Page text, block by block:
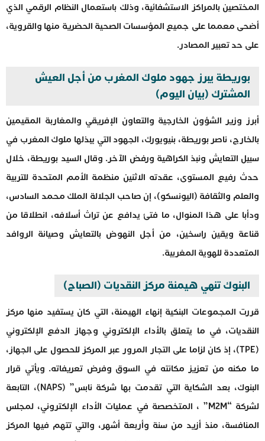
المختصين بالمراكز الاستشفائية، وذلك باستعمال النظام الرقمي الذي
أضحى معمما على جميع المؤسسات الصحية الحضرية منها والقروية،
على حد تعبير المصادر.
بوريطة يبرز جهود ملوك المغرب من أجل العيش
المشترك (بيان اليوم)
أبرز وزير الشؤون الخارجية والتعاون الإفريقي والمغاربة المقيمين
بالخارج، ناصر بوريطة، بنيويورك، الجهود التي يبذلها ملوك المغرب في
سبيل التعايش ونبذ الكراهية ورفض الآخر. وقال السيد بوريطة، خلال
حدث رفيع المستوى، عقدته الاثنين منظمة الأمم المتحدة للتربية
والعلم والثقافة (اليونسكو)، إن صاحب الجلالة الملك محمد السادس،
ودأبا على هذا المنوال، ما فتئ يدافع عن تراث أسلافه، انطلاقا من
قناعة ويقين راسخين، من أجل النهوض بالتعايش وصيانة الروافد
المتعددة للهوية المغربية.
البنوك تنهي هيمنة مركز النقديات (الصباح)
قررت المجموعات البنكية إنهاء الهيمنة، التي كان يستفيد منها مركز
النقديات، في ما يتعلق بالأداء الإلكتروني وجهاز الدفع الإلكتروني
(TPE)، إذ كان لزاما على التجار المرور عبر المركز للحصول على الجهاز،
ما مكنه من تعزيز مكانته في السوق وفرض تعريفاته. ويأتي قرار
البنوك، بعد الشكاية التي تقدمت بها شركة نابس” (NAPS)، التابعة
لشركة “M2M” ، المتخصصة في عمليات الأداء الإلكتروني، لمجلس
المنافسة، منذ أزيد من سنة وأربعة أشهر، والتي تتهم فيها المركز